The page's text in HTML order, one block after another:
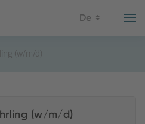
De
(w/m/d)
(w/m/d)